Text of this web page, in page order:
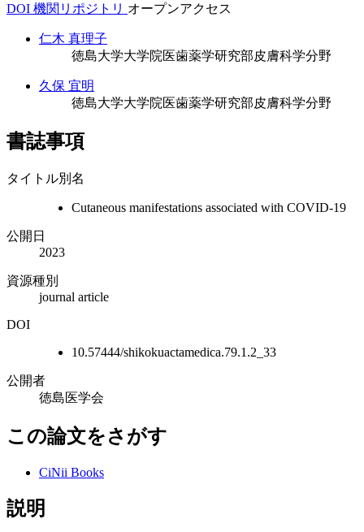
DOI 機関リポジトリ オープンアクセス
仁木 真理子
徳島大学大学院医歯薬学研究部皮膚科学分野
久保 宜明
徳島大学大学院医歯薬学研究部皮膚科学分野
書誌事項
タイトル別名
Cutaneous manifestations associated with COVID-19
公開日
2023
資源種別
journal article
DOI
10.57444/shikokuactamedica.79.1.2_33
公開者
徳島医学会
この論文をさがす
CiNii Books
説明